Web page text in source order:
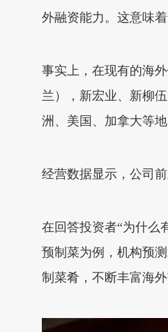
外融资能力。这意味
事实上，在现有的海
兰），新宏业、新柳
洲、美国、加拿大等地
经营数据显示，公司
在回答投资者“为什么
预制菜为例，机构预
制菜肴，不断丰富海